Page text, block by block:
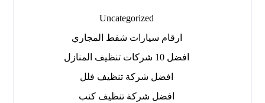
Uncategorized
ارقام سيارات شفط المجاري
افضل 10 شركات تنظيف المنازل
افضل شركة تنظيف فلل
افضل شركة تنظيف كنب